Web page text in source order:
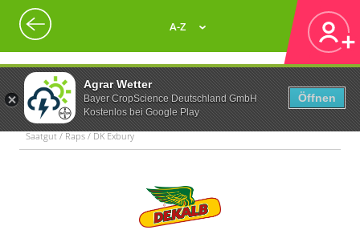
Agrar Wetter
Bayer CropScience Deutschland GmbH
Kostenlos bei Google Play
Öffnen
A-Z
Saatgut / Raps / DK Exbury